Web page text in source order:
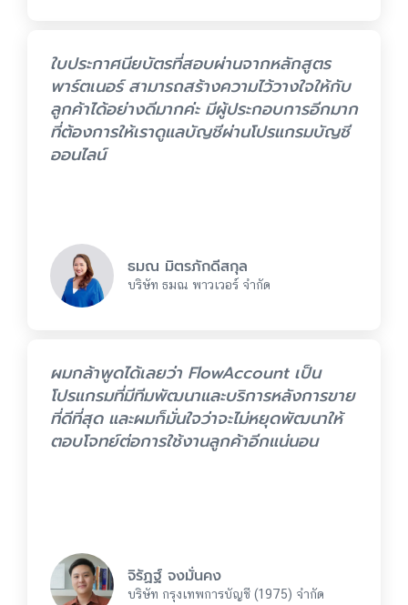
ใบประกาศนียบัตรที่สอบผ่านจากหลักสูตร
พาร์ตเนอร์ สามารถสร้างความไว้วางใจให้กับ
ลูกค้าได้อย่างดีมากค่ะ มีผู้ประกอบการอีกมาก
ที่ต้องการให้เราดูแลบัญชีผ่านโปรแกรมบัญชี
ออนไลน์
ธมณ มิตรภักดีสกุล
บริษัท ธมณ พาวเวอร์ จำกัด
ผมกล้าพูดได้เลยว่า FlowAccount เป็น
โปรแกรมที่มีทีมพัฒนาและบริการหลังการขาย
ที่ดีที่สุด และผมก็มั่นใจว่าจะไม่หยุดพัฒนาให้
ตอบโจทย์ต่อการใช้งานลูกค้าอีกแน่นอน
จิรัฏฐ์ จงมั่นคง
บริษัท กรุงเทพการบัญชี (1975) จำกัด